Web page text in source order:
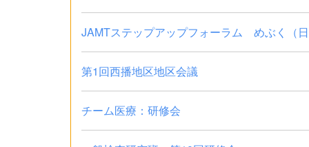
JAMTステップアップフォーラム めぶく（
第1回西播地区地区会議
チーム医療：研修会